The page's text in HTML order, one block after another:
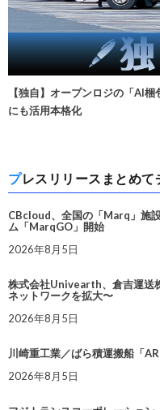
【独自】オープンロジの「AI
にも活用本格化
プレスリリースまとめ
CBcloud、全国の「Marq」施
ム「MarqGO」開始
2026年8月5日
株式会社Univearth、倉吉運送
ネットワークを拡大〜
2026年8月5日
川崎重工業／ばら積運搬船「
2026年8月5日